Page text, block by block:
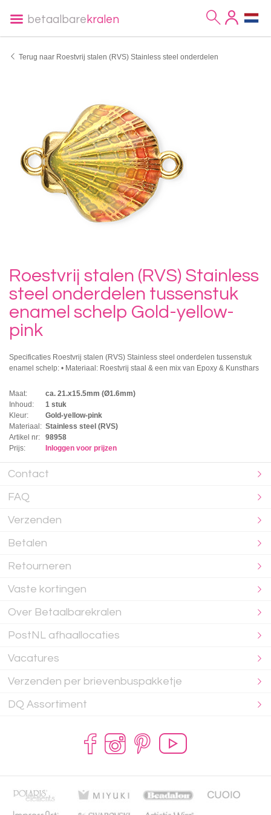
betaalbare kralen
Terug naar Roestvrij stalen (RVS) Stainless steel onderdelen
Roestvrij stalen (RVS) Stainless
steel onderdelen tussenstuk
enamel schelp Gold-yellow-
pink
Specificaties Roestvrij stalen (RVS) Stainless steel onderdelen tussenstuk
enamel schelp: • Materiaal: Roestvrij staal & een mix van Epoxy & Kunsthars
Maat:
ca. 21.x15.5mm (Ø1.6mm)
Inhoud:
1 stuk
Kleur:
Gold-yellow-pink
Materiaal: Stainless steel (RVS)
Artikel nr:
98958
Prijs:
Inloggen voor prijzen
Contact
FAQ
Verzenden
Betalen
Retourneren
Vaste kortingen
Over Betaalbarekralen
PostNL afhaallocaties
Vacatures
Verzenden per brievenbuspakketje
DQ Assortiment